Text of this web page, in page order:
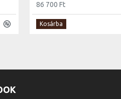
86 700 Ft
Kosárba